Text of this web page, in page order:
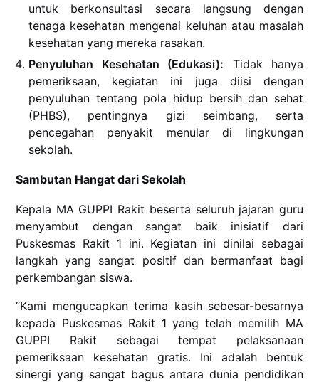
untuk berkonsultasi secara langsung dengan
tenaga kesehatan mengenai keluhan atau masalah
kesehatan yang mereka rasakan.
Penyuluhan Kesehatan (Edukasi): Tidak hanya
pemeriksaan, kegiatan ini juga diisi dengan
penyuluhan tentang pola hidup bersih dan sehat
(PHBS), pentingnya gizi seimbang, serta
pencegahan penyakit menular di lingkungan
sekolah.
Sambutan Hangat dari Sekolah
Kepala MA GUPPI Rakit beserta seluruh jajaran guru
menyambut dengan sangat baik inisiatif dari
Puskesmas Rakit 1 ini. Kegiatan ini dinilai sebagai
langkah yang sangat positif dan bermanfaat bagi
perkembangan siswa.
“Kami mengucapkan terima kasih sebesar-besarnya
kepada Puskesmas Rakit 1 yang telah memilih MA
GUPPI Rakit sebagai tempat pelaksanaan
pemeriksaan kesehatan gratis. Ini adalah bentuk
sinergi yang sangat bagus antara dunia pendidikan